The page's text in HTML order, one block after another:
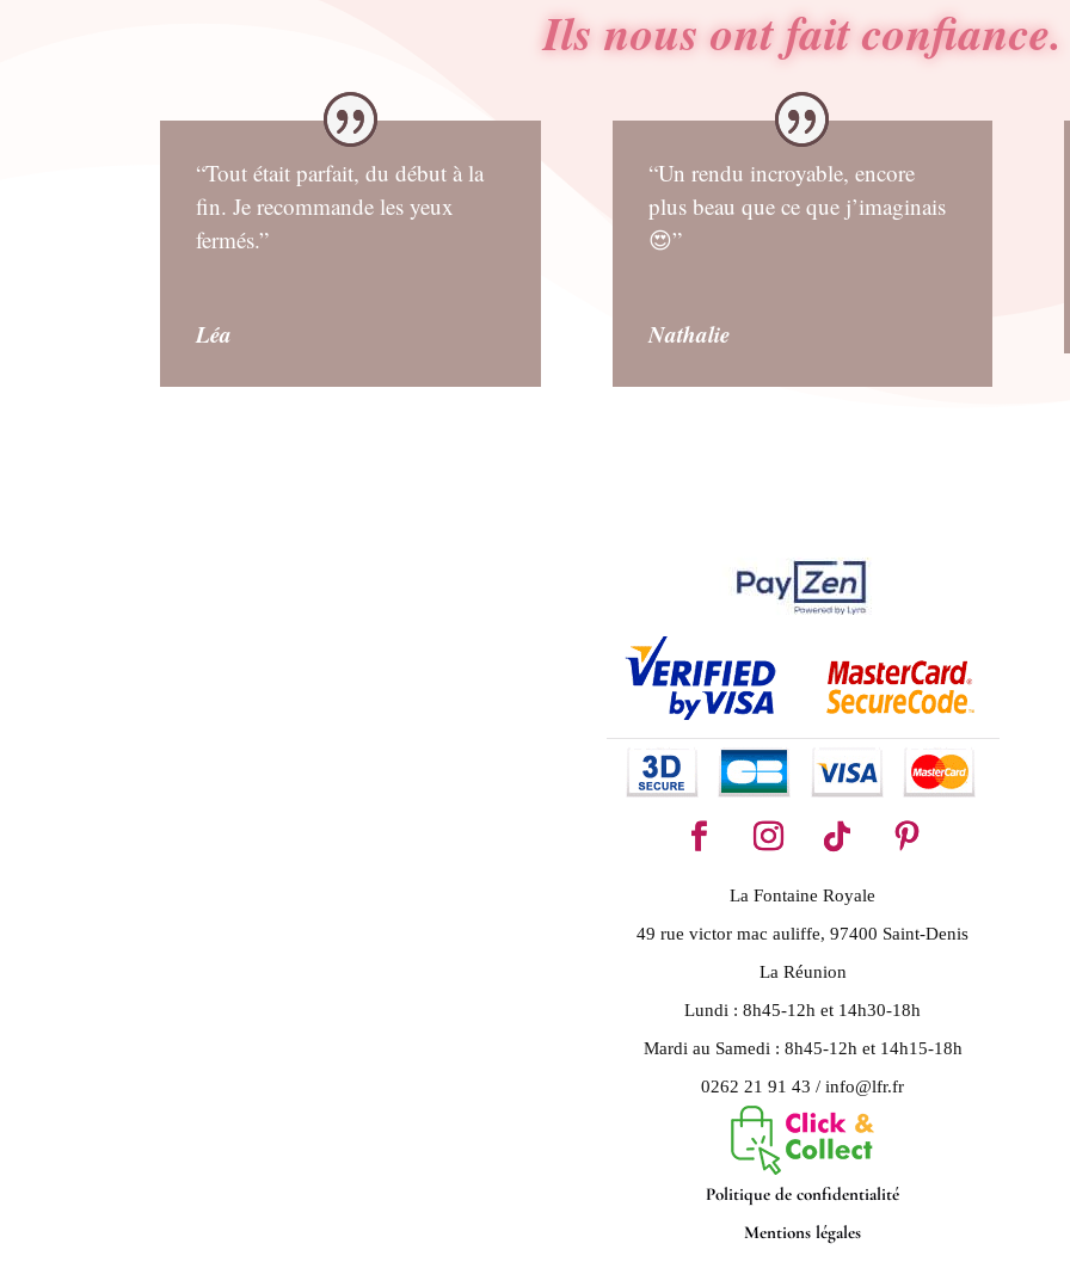
Ils nous ont fait confiance.
“Tout était parfait, du début à la
fin. Je recommande les yeux
fermés.”
Léa
“Un rendu incroyable, encore
plus beau que ce que j’imaginais
😍”
Nathalie
La Fontaine Royale
49 rue victor mac auliffe, 97400 Saint-Denis
La Réunion
Lundi : 8h45-12h et 14h30-18h
Mardi au Samedi : 8h45-12h et 14h15-18h
0262 21 91 43 / info@lfr.fr
Politique de confidentialité
Mentions légales